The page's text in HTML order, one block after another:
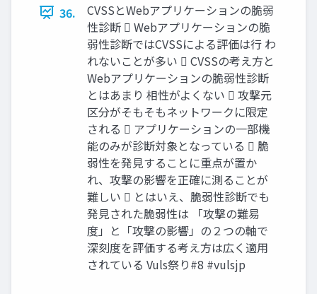
36.
CVSSとWebアプリケーションの脆弱
性診断  Webアプリケーションの脆
弱性診断ではCVSSによる評価は行 わ
れないことが多い  CVSSの考え方と
Webアプリケーションの脆弱性診断
とはあまり 相性がよくない  攻撃元
区分がそもそもネットワークに限定
される  アプリケーションの一部機
能のみが診断対象となっている  脆
弱性を発見することに重点が置か
れ、攻撃の影響を正確に測ることが
難しい  とはいえ、脆弱性診断でも
発見された脆弱性は 「攻撃の難易
度」と「攻撃の影響」の２つの軸で
深刻度を評価する考え方は広く適用
されている Vuls祭り#8 #vulsjp